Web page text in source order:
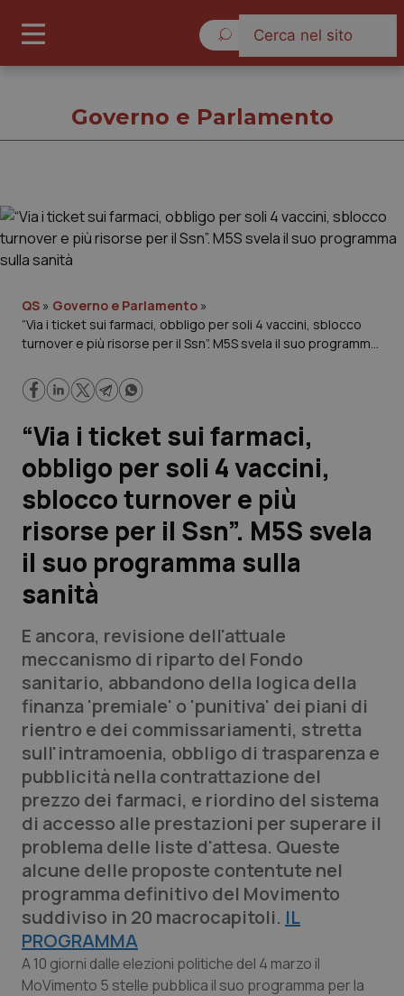
Cronache
Governo e Parlamento
Regioni e Asl
Lavoro e Professioni
Scienza e Farmaci
Studi e Analisi
Lettere al direttore
Edizioni Regionali
QS Pro
Professionisti Sanitari.AI
Abruzzo
Basilicata
Calabria
Campania
Emilia-Romagna
Friuli Venezia Giulia
QS Pro Gold
Artrite & artrosi
Asma & BPCO
Car-T
Colesterolo & coronaropatie
Dermatite Atopica
QS Club Newsletter
Governo e Parlamento
QS » Governo e Parlamento »
“Via i ticket sui farmaci, obbligo per soli 4 vaccini, sblocco
turnover e più risorse per il Ssn”. M5S svela il suo programma
“Via i ticket sui farmaci,
obbligo per soli 4 vaccini,
sblocco turnover e più
risorse per il Ssn”. M5S svela
il suo programma sulla
sanità
E ancora, revisione dell'attuale
meccanismo di riparto del Fondo
sanitario, abbandono della logica della
finanza 'premiale' o 'punitiva' dei piani di
rientro e dei commissariamenti, stretta
sull'intramoenia, obbligo di trasparenza e
pubblicità nella contrattazione del
prezzo dei farmaci, e riordino del sistema
di accesso alle prestazioni per superare il
problema delle liste d'attesa. Queste
alcune delle proposte contentute nel
programma definitivo del Movimento
suddiviso in 20 macrocapitoli. IL
PROGRAMMA
A 10 giorni dalle elezioni politiche del 4 marzo il
MoVimento 5 stelle pubblica il suo programma per la